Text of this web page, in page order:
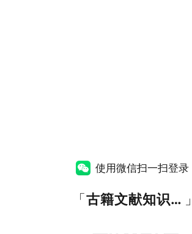
使用微信扫一扫登录
「 古籍文献知识图谱网 」